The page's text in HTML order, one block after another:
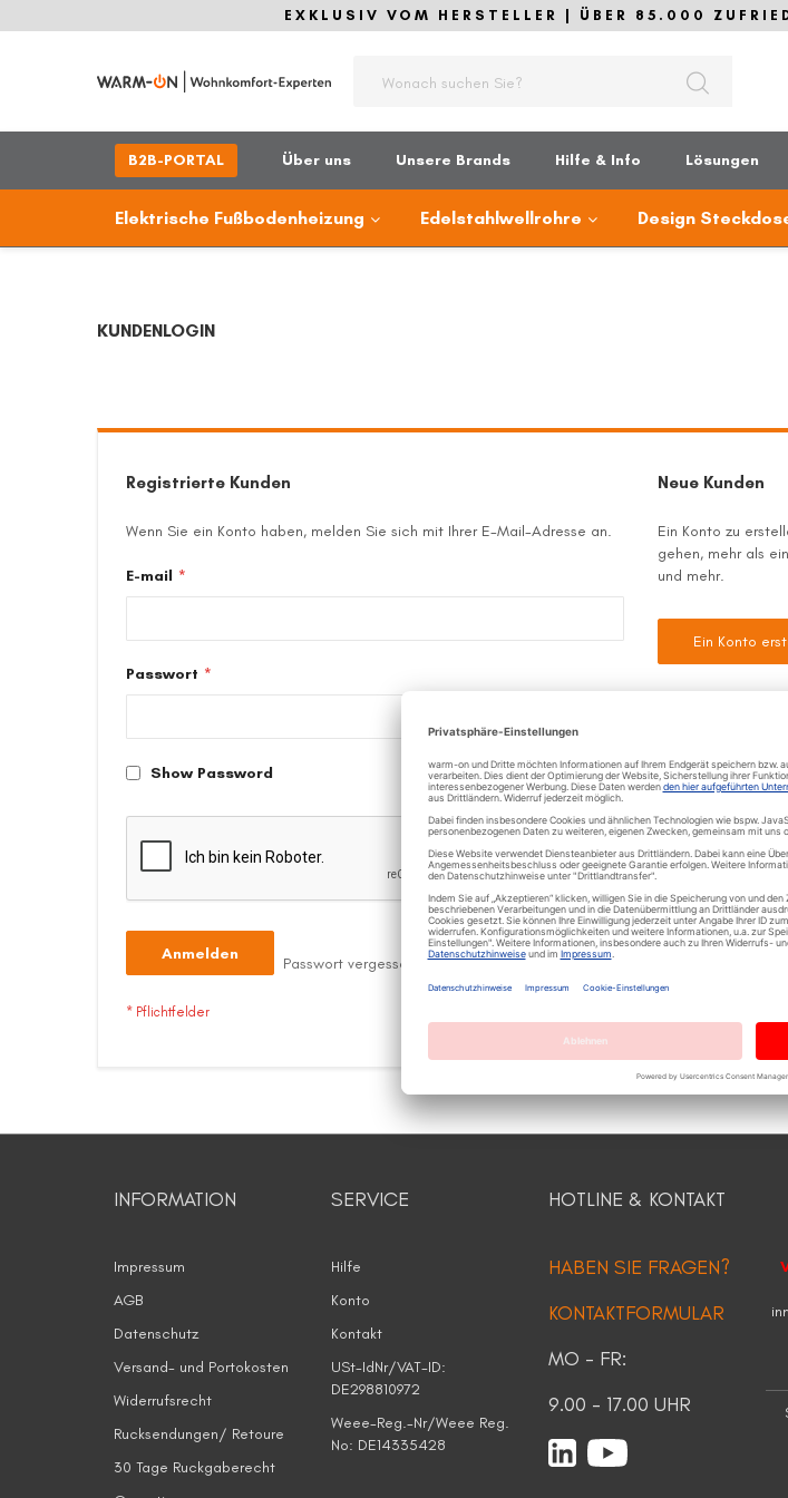
EXKLUSIV VOM HERSTELLER | ÜBER 85.000
B2B-PORTAL Über uns Unsere Brands Hilfe & Info Lösungen
Elektrische Fußbodenheizung Edelstahlwellrohre Design
KUNDENLOGIN
Registrierte Kunden
Wenn Sie ein Konto haben, melden Sie sich mit Ihrer E-Mail-Adresse an.
E-mail
Passwort
Show Password
Anmelden
Passwort vergessen?
Neue Kunden
Ein Konto zu
gehen, mehr als
und mehr.
Ein Konto
INFORMATION
Impressum
AGB
Datenschutz
Versand- und Portokosten
Widerrufsrecht
Rucksendungen/ Retoure
30 Tage Ruckgaberecht
SERVICE
Hilfe
Konto
Kontakt
USt-IdNr/VAT-ID:
DE298810972
Weee-Reg.-Nr/Weee Reg.
No: DE14335428
HOTLINE & KONTAKT
HABEN SIE FRAGEN?
KONTAKTFORMULAR
MO - FR:
9.00 - 17.00 UHR